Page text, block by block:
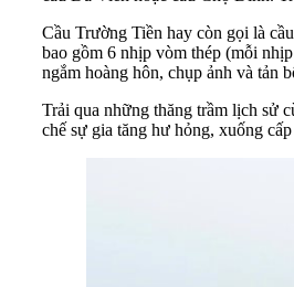
Cầu Trường Tiền hay còn gọi là
bao gồm 6 nhịp vòm thép (mỗi
ngắm hoàng hôn, chụp ảnh và tản
Trải qua những thăng trầm lịch sử
chế sự gia tăng hư hỏng, xuống